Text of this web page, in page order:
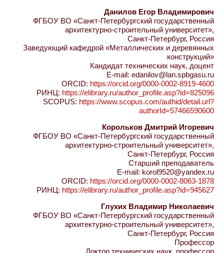
Данилов Егор Владимирович
ФГБОУ ВО «Санкт-Петербургский государственный
архитектурно-строительный университет»,
Санкт-Петербург, Россия
Заведующий кафедрой «Металлических и деревянных
конструкций»
Кандидат технических наук, доцент
E-mail: edanilov@lan.spbgasu.ru
ORCID: https://orcid.org/0000-0002-8919-4600
РИНЦ: https://elibrary.ru/author_profile.asp?id=825096
SCOPUS: https://www.scopus.com/authid/detail.url?
authorId=57466590600
Корольков Дмитрий Игоревич
ФГБОУ ВО «Санкт-Петербургский государственный
архитектурно-строительный университет»,
Санкт-Петербург, Россия
Старший преподаватель
E-mail: korol9520@yandex.ru
ORCID: https://orcid.org/0000-0002-8063-1878
РИНЦ: https://elibrary.ru/author_profile.asp?id=945627
Глухих Владимир Николаевич
ФГБОУ ВО «Санкт-Петербургский государственный
архитектурно-строительный университет»,
Санкт-Петербург, Россия
Профессор
Доктор технических наук, профессор